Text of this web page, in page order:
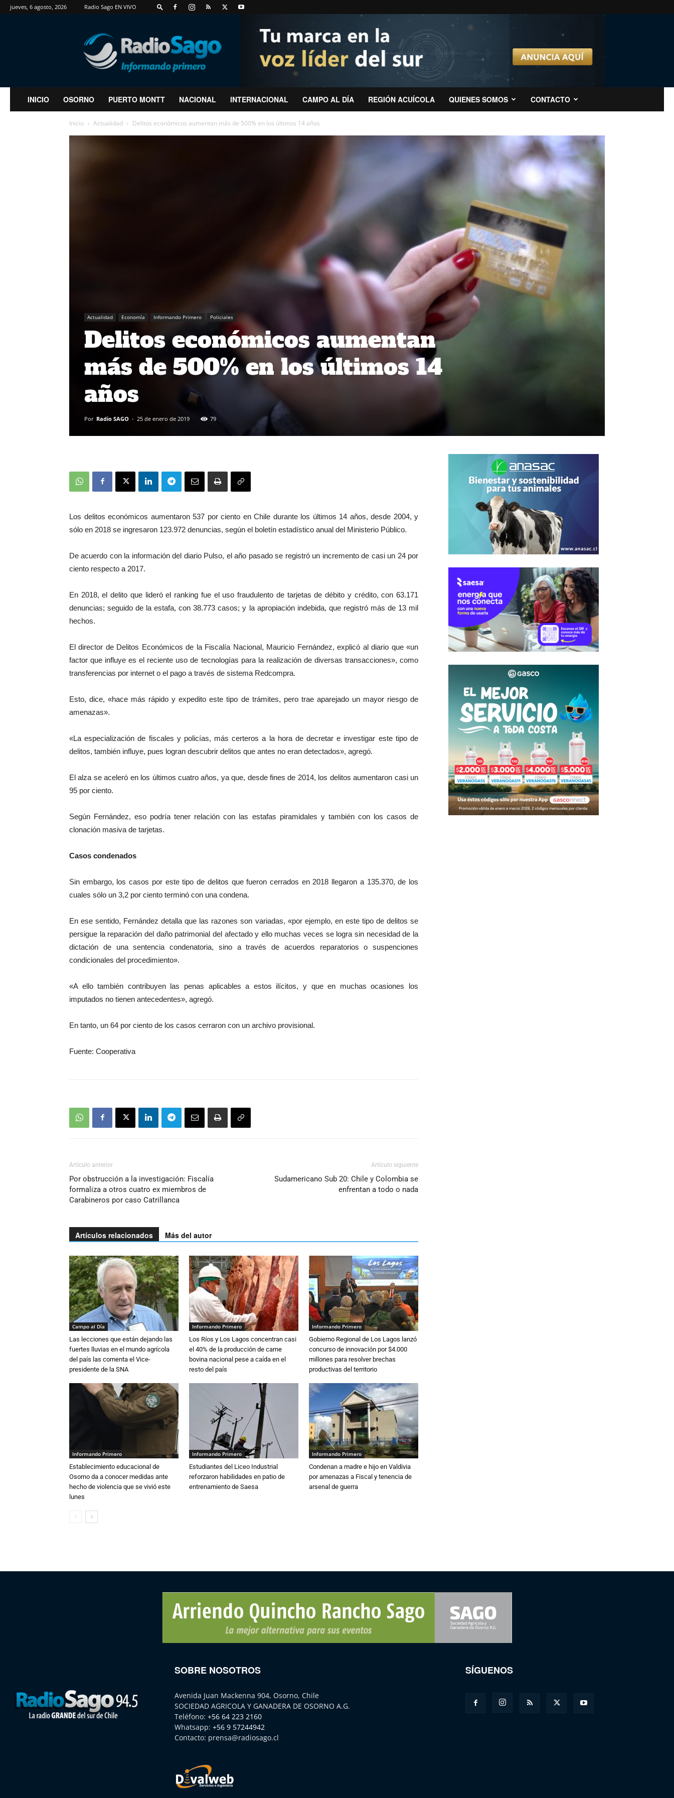
jueves, 6 agosto, 2026 Radio Sago EN VIVO
RadioSago
INICIO OSORNO PUERTO MONTT NACIONAL INTERNACIONAL CAMPO AL DÍA REGIÓN ACUÍCOLA QUIENES SOMOS CONTACTO
Inicio Actualidad Delitos económicos aumentan más de 500% en los últimos 14 años
Actualidad Economía Informando Primero Policiales
Delitos económicos aumentan
más de 500% en los últimos 14
años
Por Radio SAGO - 25 de enero de 2019 79
Los delitos económicos aumentaron 537 por ciento en Chile durante los últimos 14 años, desde 2004, y
sólo en 2018 se ingresaron 123.972 denuncias, según el boletín estadístico anual del Ministerio Público.
De acuerdo con la información del diario Pulso, el año pasado se registró un incremento de casi un 24 por
ciento respecto a 2017.
En 2018, el delito que lideró el ranking fue el uso fraudulento de tarjetas de débito y crédito, con 63.171
denuncias; seguido de la estafa, con 38.773 casos; y la apropiación indebida, que registró más de 13 mil
hechos.
El director de Delitos Económicos de la Fiscalía Nacional, Mauricio Fernández, explicó al diario que «un
factor que influye es el reciente uso de tecnologías para la realización de diversas transacciones», como
transferencias por internet o el pago a través de sistema Redcompra.
Esto, dice, «hace más rápido y expedito este tipo de trámites, pero trae aparejado un mayor riesgo de
amenazas».
«La especialización de fiscales y policías, más certeros a la hora de decretar e investigar este tipo de
delitos, también influye, pues logran descubrir delitos que antes no eran detectados», agregó.
El alza se aceleró en los últimos cuatro años, ya que, desde fines de 2014, los delitos aumentaron casi un
95 por ciento.
Según Fernández, eso podría tener relación con las estafas piramidales y también con los casos de
clonación masiva de tarjetas.
Casos condenados
Sin embargo, los casos por este tipo de delitos que fueron cerrados en 2018 llegaron a 135.370, de los
cuales sólo un 3,2 por ciento terminó con una condena.
En ese sentido, Fernández detalla que las razones son variadas, «por ejemplo, en este tipo de delitos se
persigue la reparación del daño patrimonial del afectado y ello muchas veces se logra sin necesidad de la
dictación de una sentencia condenatoria, sino a través de acuerdos reparatorios o suspenciones
condicionales del procedimiento».
«A ello también contribuyen las penas aplicables a estos ilícitos, y que en muchas ocasiones los
imputados no tienen antecedentes», agregó.
En tanto, un 64 por ciento de los casos cerraron con un archivo provisional.
Fuente: Cooperativa
Artículo anterior
Por obstrucción a la investigación: Fiscalía
formaliza a otros cuatro ex miembros de
Carabineros por caso Catrillanca
Artículo siguiente
Sudamericano Sub 20: Chile y Colombia se
enfrentan a todo o nada
Artículos relacionados Más del autor
Campo al Día
Las lecciones que están dejando las
fuertes lluvias en el mundo agrícola
del país las comenta el Vice-
presidente de la SNA
Informando Primero
Los Ríos y Los Lagos concentran casi
el 40% de la producción de carne
bovina nacional pese a caída en el
resto del país
Informando Primero
Gobierno Regional de Los Lagos lanzó
concurso de innovación por $4.000
millones para resolver brechas
productivas del territorio
Informando Primero
Establecimiento educacional de
Osorno da a conocer medidas ante
hecho de violencia que se vivió este
lunes
Informando Primero
Estudiantes del Liceo Industrial
reforzaron habilidades en patio de
entrenamiento de Saesa
Informando Primero
Condenan a madre e hijo en Valdivia
por amenazas a Fiscal y tenencia de
arsenal de guerra
SOBRE NOSOTROS
Avenida Juan Mackenna 904, Osorno, Chile
SOCIEDAD AGRICOLA Y GANADERA DE OSORNO A.G.
Teléfono: +56 64 223 2160
Whatsapp: +56 9 57244942
Contacto: prensa@radiosago.cl
SÍGUENOS